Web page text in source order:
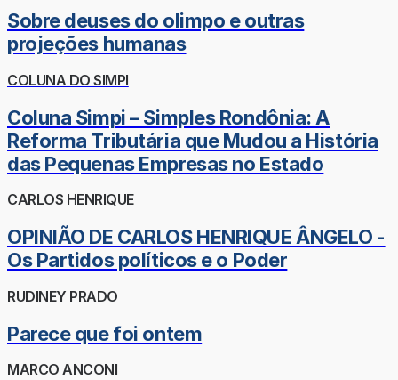
Sobre deuses do olimpo e outras
projeções humanas
COLUNA DO SIMPI
Coluna Simpi – Simples Rondônia: A
Reforma Tributária que Mudou a História
das Pequenas Empresas no Estado
CARLOS HENRIQUE
OPINIÃO DE CARLOS HENRIQUE ÂNGELO -
Os Partidos políticos e o Poder
RUDINEY PRADO
Parece que foi ontem
MARCO ANCONI